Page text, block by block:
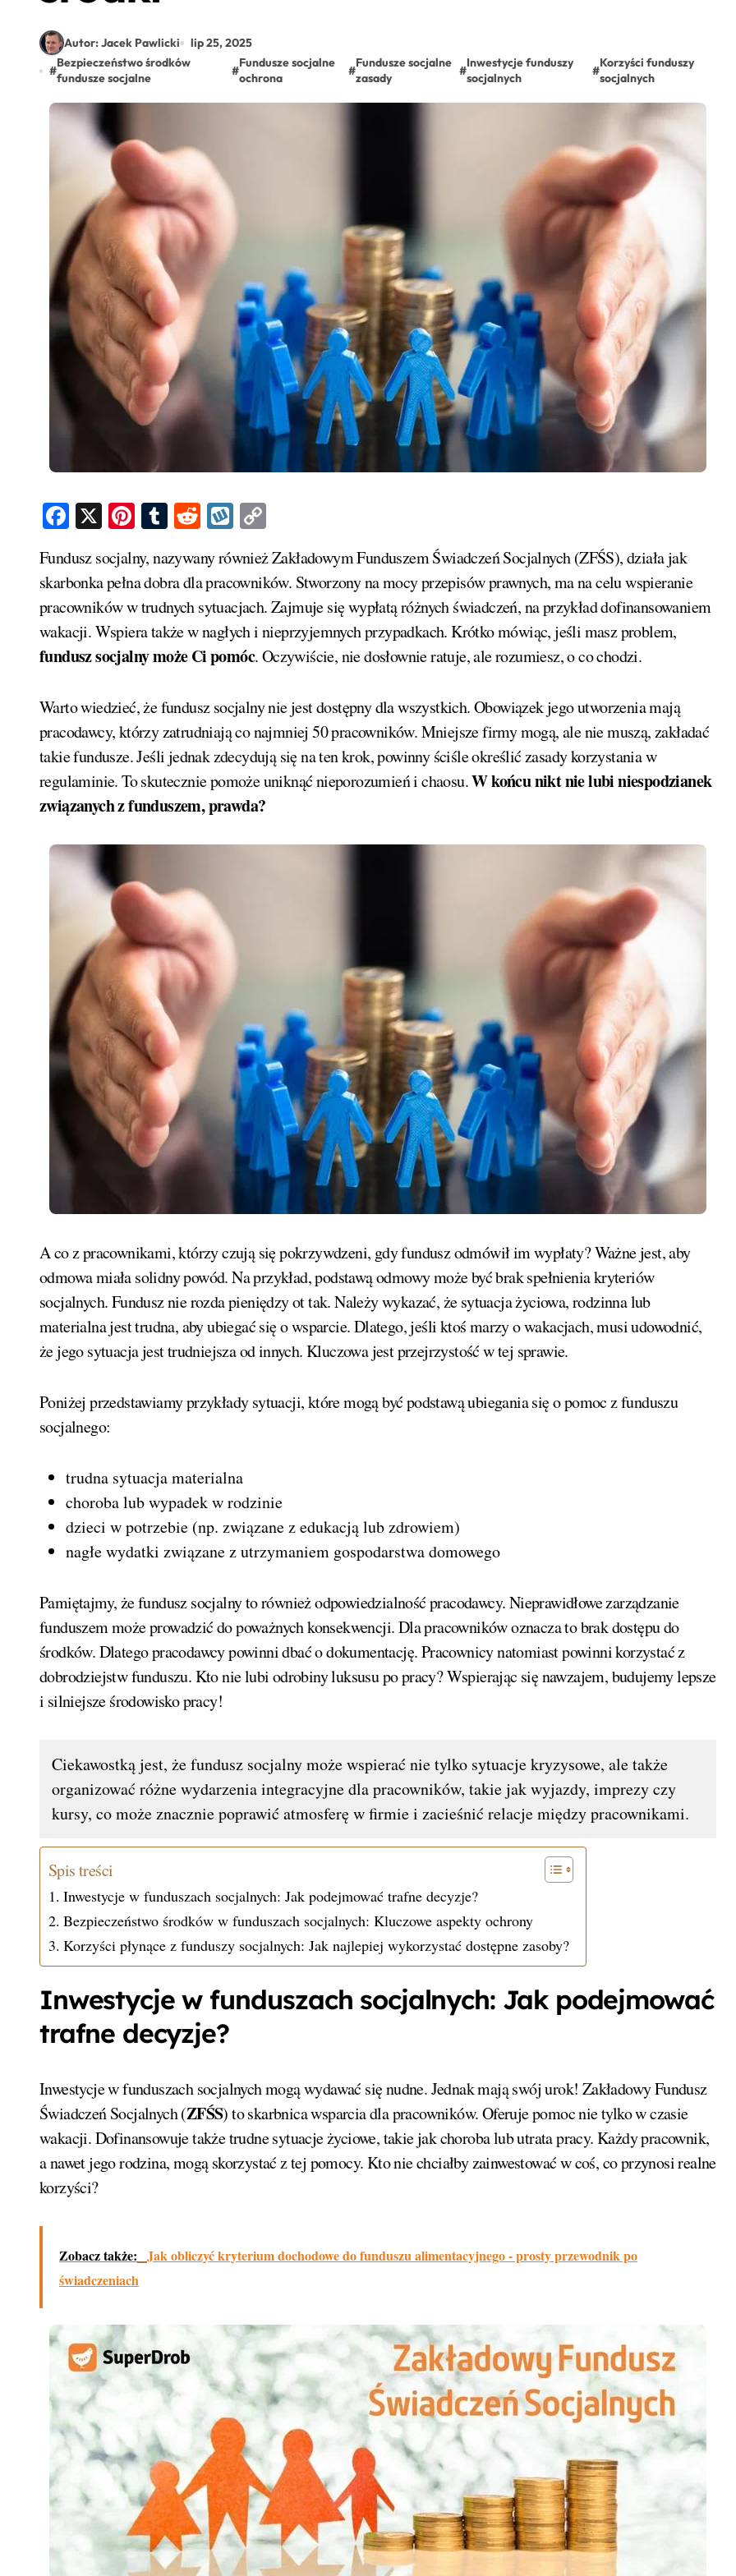
Autor: Jacek Pawlicki
lip 25, 2025
#
Bezpieczeństwo środków
fundusze socjalne
#
Fundusze socjalne
ochrona
#
Fundusze socjalne
zasady
#
Inwestycje funduszy
socjalnych
#
Korzyści funduszy
socjalnych
Facebook
X Pinterest
Tumblr
RedditWykop
Fundusz socjalny, nazywany również Zakładowym Funduszem Świadczeń Socjalnych (ZFŚS), działa jak
skarbonka pełna dobra dla pracowników. Stworzony na mocy przepisów prawnych, ma na celu wspieranie
pracowników w trudnych sytuacjach. Zajmuje się wypłatą różnych świadczeń, na przykład dofinansowaniem
wakacji. Wspiera także w nagłych i nieprzyjemnych przypadkach. Krótko mówiąc, jeśli masz problem,
fundusz socjalny może Ci pomóc. Oczywiście, nie dosłownie ratuje, ale rozumiesz, o co chodzi.
Warto wiedzieć, że fundusz socjalny nie jest dostępny dla wszystkich. Obowiązek jego utworzenia mają
pracodawcy, którzy zatrudniają co najmniej 50 pracowników. Mniejsze firmy mogą, ale nie muszą, zakładać
takie fundusze. Jeśli jednak zdecydują się na ten krok, powinny ściśle określić zasady korzystania w
regulaminie. To skutecznie pomoże uniknąć nieporozumień i chaosu.W końcu nikt nie lubi niespodzianek
związanych z funduszem, prawda?
A co z pracownikami, którzy czują się pokrzywdzeni, gdy fundusz odmówił im wypłaty? Ważne jest, aby
odmowa miała solidny powód. Na przykład, podstawą odmowy może być brak spełnienia kryteriów
socjalnych. Fundusz nie rozda pieniędzy ot tak. Należy wykazać, że sytuacja życiowa, rodzinna lub
materialna jest trudna, aby ubiegać się o wsparcie. Dlatego, jeśli ktoś marzy o wakacjach, musi udowodnić,
że jego sytuacja jest trudniejsza od innych. Kluczowa jest przejrzystość w tej sprawie.
Poniżej przedstawiamy przykłady sytuacji, które mogą być podstawą ubiegania się o pomoc z funduszu
socjalnego:
trudna sytuacja materialna
choroba lub wypadek w rodzinie
dzieci w potrzebie (np. związane z edukacją lub zdrowiem)
nagłe wydatki związane z utrzymaniem gospodarstwa domowego
Pamiętajmy, że fundusz socjalny to również odpowiedzialność pracodawcy. Nieprawidłowe zarządzanie
funduszem może prowadzić do poważnych konsekwencji. Dla pracowników oznacza to brak dostępu do
środków. Dlatego pracodawcy powinni dbać o dokumentację. Pracownicy natomiast powinni korzystać z
dobrodziejstw funduszu. Kto nie lubi odrobiny luksusu po pracy? Wspierając się nawzajem, budujemy lepsze
i silniejsze środowisko pracy!
Ciekawostką jest, że fundusz socjalny może wspierać nie tylko sytuacje kryzysowe, ale także
organizować różne wydarzenia integracyjne dla pracowników, takie jak wyjazdy, imprezy czy
kursy, co może znacznie poprawić atmosferę w firmie i zacieśnić relacje między pracownikami.
Spis treści
Inwestycje w funduszach socjalnych: Jak podejmować trafne decyzje?
Bezpieczeństwo środków w funduszach socjalnych: Kluczowe aspekty ochrony
Korzyści płynące z funduszy socjalnych: Jak najlepiej wykorzystać dostępne zasoby?
Inwestycje w funduszach socjalnych: Jak podejmować
trafne decyzje?
Inwestycje w funduszach socjalnych mogą wydawać się nudne. Jednak mają swój urok! Zakładowy Fundusz
Świadczeń Socjalnych (ZFŚS) to skarbnica wsparcia dla pracowników. Oferuje pomoc nie tylko w czasie
wakacji. Dofinansowuje także trudne sytuacje życiowe, takie jak choroba lub utrata pracy. Każdy pracownik,
a nawet jego rodzina, mogą skorzystać z tej pomocy. Kto nie chciałby zainwestować w coś, co przynosi realne
korzyści?
Zobacz także: Jak obliczyć kryterium dochodowe do funduszu alimentacyjnego - prosty przewodnik po
świadczeniach